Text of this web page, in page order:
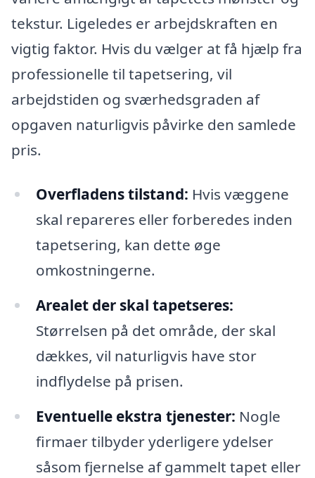
tekstur. Ligeledes er arbejdskraften en
vigtig faktor. Hvis du vælger at få hjælp fra
professionelle til tapetsering, vil
arbejdstiden og sværhedsgraden af
opgaven naturligvis påvirke den samlede
pris.
Overfladens tilstand: Hvis væggene
skal repareres eller forberedes inden
tapetsering, kan dette øge
omkostningerne.
Arealet der skal tapetseres:
Størrelsen på det område, der skal
dækkes, vil naturligvis have stor
indflydelse på prisen.
Eventuelle ekstra tjenester: Nogle
firmaer tilbyder yderligere ydelser
såsom fjernelse af gammelt tapet eller